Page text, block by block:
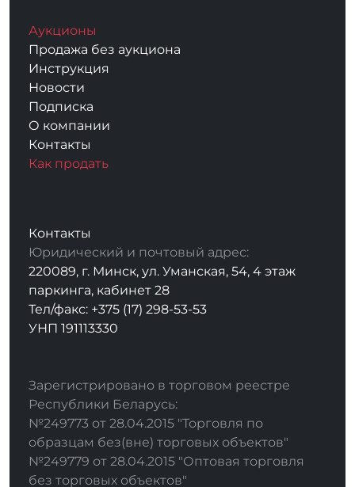
Аукционы
Продажа без аукциона
Инструкция
Новости
Подписка
О компании
Контакты
Как продать
Контакты
Юридический и почтовый адрес:
220089, г. Минск, ул. Уманская, 54, 4 этаж
паркинга, кабинет 28
Тел/факс: +375 (17) 298-53-53
УНП 191113330
Зарегистрировано в торговом реестре
Республики Беларусь:
№249773 от 28.04.2015 "Торговля по
образцам без(вне) торговых объектов"
№249779 от 28.04.2015 "Оптовая торговля
без торговых объектов"